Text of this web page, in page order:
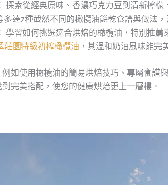
探索從經典原味、香濃巧克力豆到清新檸
多達7種截然不同的橄欖油餅乾食譜與做法，
學習如何挑選適合烘焙的橄欖油，特別推
莊園特級初榨橄欖油 ，其溫和奶油風味能完
如使用橄欖油的簡易烘焙技巧、專屬食譜
完美搭配，使您的健康烘焙更上一層樓。